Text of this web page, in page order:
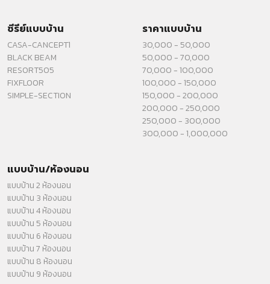
ซีรีย์แบบบ้าน
CASA-CANCEPT1
BLACK BEAM
RESORT505
FIXFLOOR
SIMPLE-SECTION
ราคาแบบบ้าน
30,000 - 50,000
50,000 - 70,000
70,000 - 100,000
100,000 - 150,000
150,000 - 200,000
200,000 - 250,000
250,000 - 300,000
300,000 - 1,000,000
แบบบ้าน/ห้องนอน
แบบบ้าน 2 ห้องนอน
แบบบ้าน 3 ห้องนอน
แบบบ้าน 4 ห้องนอน
แบบบ้าน 5 ห้องนอน
แบบบ้าน 6 ห้องนอน
แบบบ้าน 7 ห้องนอน
แบบบ้าน 8 ห้องนอน
แบบบ้าน 9 ห้องนอน